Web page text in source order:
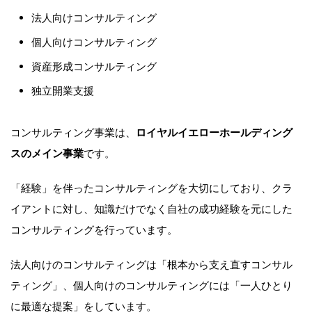
法人向けコンサルティング
個人向けコンサルティング
資産形成コンサルティング
独立開業支援
コンサルティング事業は、
ロイヤルイエローホールディング
スのメイン事業です。
「経験」を伴ったコンサルティングを大切にしており、クラ
イアントに対し、知識だけでなく自社の成功経験を元にした
コンサルティングを行っています。
法人向けのコンサルティングは「根本から支え直すコンサル
ティング」、個人向けのコンサルティングには「一人ひとり
に最適な提案」をしています。